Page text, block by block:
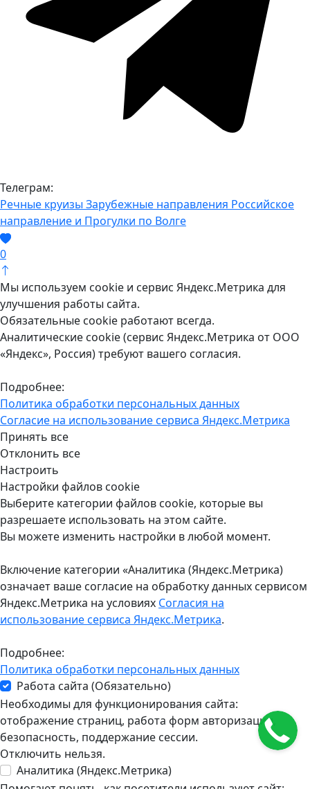
Телеграм:
Речные круизы Зарубежные направления Российское
направление и Прогулки по Волге
0
Мы используем cookie и сервис Яндекс.Метрика для
улучшения работы сайта.
Обязательные cookie работают всегда.
Аналитические cookie (сервис Яндекс.Метрика от ООО
«Яндекс», Россия) требуют вашего согласия.
Подробнее:
Политика обработки персональных данных
Согласие на использование сервиса Яндекс.Метрика
Принять все
Отклонить все
Настроить
Настройки файлов cookie
Выберите категории файлов cookie, которые вы
разрешаете использовать на этом сайте.
Вы можете изменить настройки в любой момент.
Включение категории «Аналитика (Яндекс.Метрика)
означает ваше согласие на обработку данных сервисом
Яндекс.Метрика на условиях Согласия на
использование сервиса Яндекс.Метрика.
Подробнее:
Политика обработки персональных данных
Работа сайта (Обязательно)
Необходимы для функционирования сайта:
отображение страниц, работа форм авторизации,
безопасность, поддержание сессии.
Отключить нельзя.
Аналитика (Яндекс.Метрика)